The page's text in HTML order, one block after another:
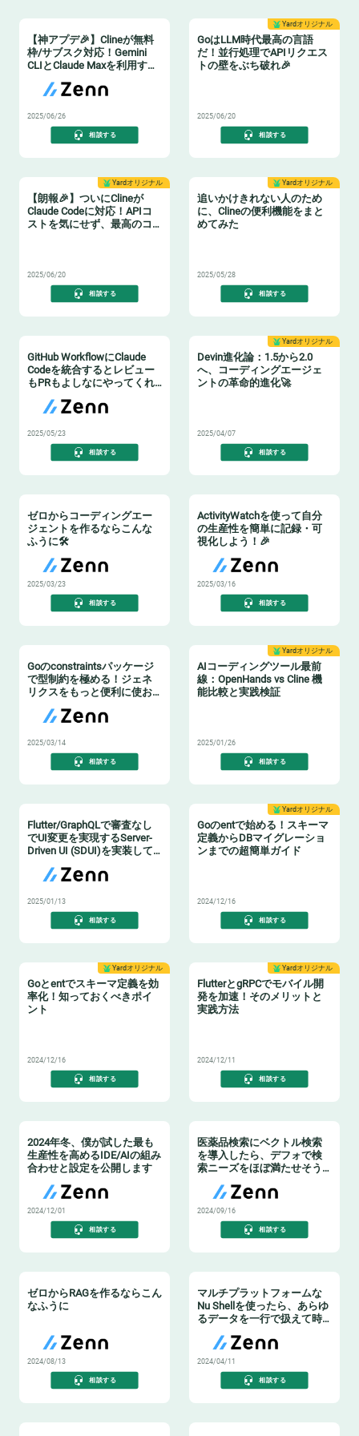
【神アプデ🎉】Clineが無料
枠/サブスク対応！Gemini
CLIとClaude Maxを利用すれ
せるぞ！！
2025/06/26
相談する
Yardオリジナル
GoはLLM時代最高の言語
だ！並行処理でAPIリクエス
トの壁をぶち破れ🎉
2025/06/20
相談する
Yardオリジナル
【朗報🎉】ついにClineが
Claude Codeに対応！APIコ
ストを気にせず、最高のコ
2025/06/20
相談する
Yardオリジナル
追いかけきれない人のため
に、Clineの便利機能をまと
めてみた
2025/05/28
相談する
GitHub WorkflowにClaude
Codeを統合するとレビュー
もPRもよしなにやってくれ
2025/05/23
相談する
Yardオリジナル
Devin進化論：1.5から2.0
へ、コーディングエージェ
ントの革命的進化🚀
2025/04/07
相談する
ゼロからコーディングエー
ジェントを作るならこんな
ふうに🛠️
2025/03/23
相談する
ActivityWatchを使って自分
の生産性を簡単に記録・可
視化しよう！🎉
2025/03/16
相談する
Goのconstraintsパッケージ
で型制約を極める！ジェネ
リクスをもっと便利に使お
2025/03/14
相談する
Yardオリジナル
AIコーディングツール最前
線：OpenHands vs Cline 機
能比較と実践検証
2025/01/26
相談する
Flutter/GraphQLで審査なし
でUI変更を実現するServer-
Driven UI (SDUI)を実装して
2025/01/13
相談する
Yardオリジナル
Goのentで始める！スキーマ
定義からDBマイグレーショ
ンまでの超簡単ガイド
2024/12/16
相談する
Yardオリジナル
Goとentでスキーマ定義を効
率化！知っておくべきポイ
ント
2024/12/16
相談する
Yardオリジナル
FlutterとgRPCでモバイル開
発を加速！そのメリットと
実践方法
2024/12/11
相談する
2024年冬、僕が試した最も
生産性を高めるIDE/AIの組み
合わせと設定を公開します
2024/12/01
相談する
医薬品検索にベクトル検索
を導入したら、デフォで検
索ニーズをほぼ満たせそう
2024/09/16
相談する
ゼロからRAGを作るならこん
なふうに
2024/08/13
相談する
マルチプラットフォームな
Nu Shellを使ったら、あらゆ
るデータを一行で扱えて時
2024/04/11
相談する